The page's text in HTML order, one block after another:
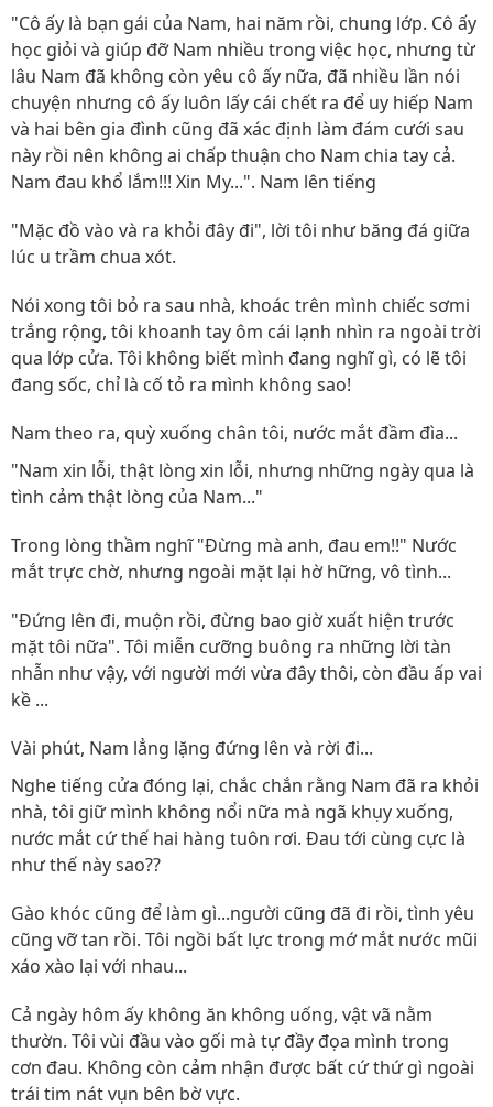
"Cô ấy là bạn gái của Nam, hai năm rồi, chung lớp. Cô ấy
học giỏi và giúp đỡ Nam nhiều trong việc học, nhưng từ
lâu Nam đã không còn yêu cô ấy nữa, đã nhiều lần nói
chuyện nhưng cô ấy luôn lấy cái chết ra để uy hiếp Nam
và hai bên gia đình cũng đã xác định làm đám cưới sau
này rồi nên không ai chấp thuận cho Nam chia tay cả.
Nam đau khổ lắm!!! Xin My...". Nam lên tiếng
"Mặc đồ vào và ra khỏi đây đi", lời tôi như băng đá giữa
lúc u trầm chua xót.
Nói xong tôi bỏ ra sau nhà, khoác trên mình chiếc sơmi
trắng rộng, tôi khoanh tay ôm cái lạnh nhìn ra ngoài trời
qua lớp cửa. Tôi không biết mình đang nghĩ gì, có lẽ tôi
đang sốc, chỉ là cố tỏ ra mình không sao!
Nam theo ra, quỳ xuống chân tôi, nước mắt đầm đìa...
"Nam xin lỗi, thật lòng xin lỗi, nhưng những ngày qua là
tình cảm thật lòng của Nam..."
Trong lòng thầm nghĩ "Đừng mà anh, đau em!!" Nước
mắt trực chờ, nhưng ngoài mặt lại hờ hững, vô tình...
"Đứng lên đi, muộn rồi, đừng bao giờ xuất hiện trước
mặt tôi nữa". Tôi miễn cưỡng buông ra những lời tàn
nhẫn như vậy, với người mới vừa đây thôi, còn đầu ấp vai
kề ...
Vài phút, Nam lẳng lặng đứng lên và rời đi...
Nghe tiếng cửa đóng lại, chắc chắn rằng Nam đã ra khỏi
nhà, tôi giữ mình không nổi nữa mà ngã khụy xuống,
nước mắt cứ thế hai hàng tuôn rơi. Đau tới cùng cực là
như thế này sao??
Gào khóc cũng để làm gì...người cũng đã đi rồi, tình yêu
cũng vỡ tan rồi. Tôi ngồi bất lực trong mớ mắt nước mũi
xáo xào lại với nhau...
Cả ngày hôm ấy không ăn không uống, vật vã nằm
thườn. Tôi vùi đầu vào gối mà tự đầy đọa mình trong
cơn đau. Không còn cảm nhận được bất cứ thứ gì ngoài
trái tim nát vụn bên bờ vực.